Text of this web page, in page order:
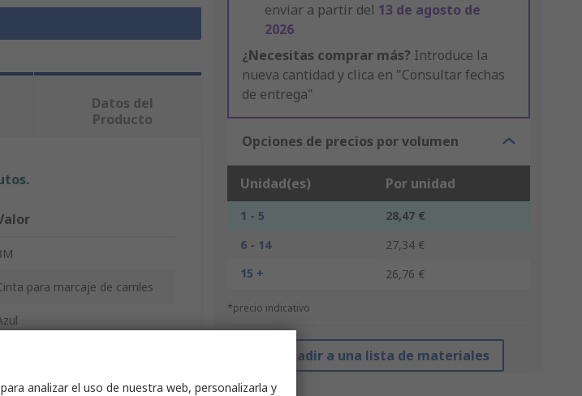
enviar a partir del 13 de agosto de
2026
¿Necesitas comprar más? Introduce la
nueva cantidad y clica en "Consultar fechas
de entrega"
Opciones de precios por volumen
Unidad(es) Por unidad
1 - 5
28,47 €
6 - 14
27,34 €
15 +
26,76 €
*precio indicativo
Añadir a una lista de materiales
Datos del
Producto
para marcaje de carriles
analizar el uso de nuestra web, personalizarla y